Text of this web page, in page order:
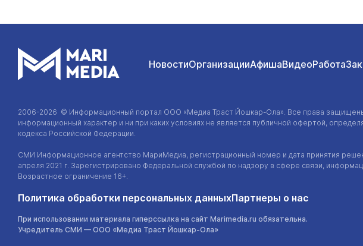
НовостиОрганизацииАфишаВидеоРабота
2006-2026 © Информационный портал ООО «Медиа Траст Йошкар-Ола». Все права
информационный характер и ни при каких условиях не является публичной офертой,
кодекса Российской Федерации.
СМИ Информационное агентство МариМедиа, регистрационный номер и дата принятия
апреля 2021 г. Зарегистрировано Федеральной службой по надзору в сфере связи,
Возрастное ограничение 16+.
Политика обработки персональных данныхПартнеры о нас
При использовании материала гиперссылка на сайт Marimedia.ru обязательна.
Учредитель СМИ — ООО «Медиа Траст Йошкар-Ола»